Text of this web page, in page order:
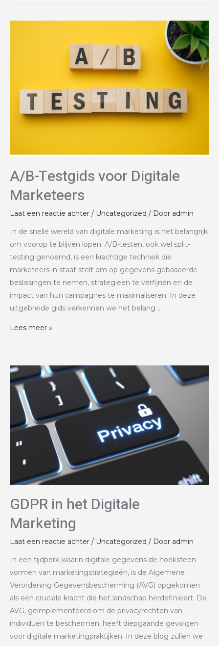
A/B-Testgids voor Digitale
Marketeers
Laat een reactie achter / Uncategorized / Door admin
In de snelle wereld van digitale marketing is het belangrijk
om voorop te blijven lopen. A/B-testen, ook wel split-
testing genoemd, is een krachtige techniek die
marketeers in staat stelt om op gegevens gebaseerde
beslissingen te nemen, strategieën te verfijnen en de
impact van hun campagnes te maximaliseren. In deze
uitgebreide gids verkennen we het belang …
Lees meer »
GDPR in het Digitale
Marketing
Laat een reactie achter / Uncategorized / Door admin
In een tijdperk waarin digitale gegevens de hoeksteen
vormen van marketingstrategieën, is de Algemene
Verordening Gegevensbescherming (AVG) opgekomen
als een cruciale kracht die het landschap herdefinieert. De
AVG, geïmplementeerd om de privacyrechten van
individuen te beschermen, heeft diepgaande gevolgen
voor digitale marketingpraktijken. In deze blog zullen we